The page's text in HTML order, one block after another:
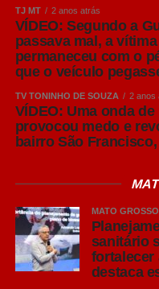
“Nem sempre é possível
imediatamente. Mas,
produtor pode organizar
grupos da mesma idade
contribuem muito para
concluiu o especialista.
revelam que carro
esmagado na região
traseiros
Para o presidente da
TJ MT 2 anos atrás
VÍDEO: Segundo a
passava mal, a
permaneceu com o
que o veículo
TV TONINHO DE SOUZA 2 anos
VÍDEO: Uma onda
provocou medo e
bairro São
MATO GROSSO
sanitário
fortalecer
destaca